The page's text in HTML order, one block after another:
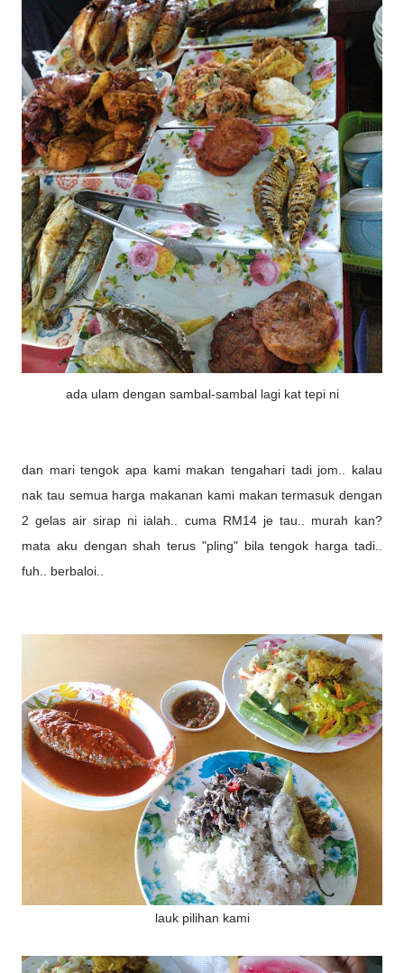
ada ulam dengan sambal-sambal lagi kat tepi ni
dan mari tengok apa kami makan tengahari tadi jom.. kalau
nak tau semua harga makanan kami makan termasuk dengan
2 gelas air sirap ni ialah.. cuma RM14 je tau.. murah kan?
mata aku dengan shah terus "pling" bila tengok harga tadi..
fuh.. berbaloi..
lauk pilihan kami